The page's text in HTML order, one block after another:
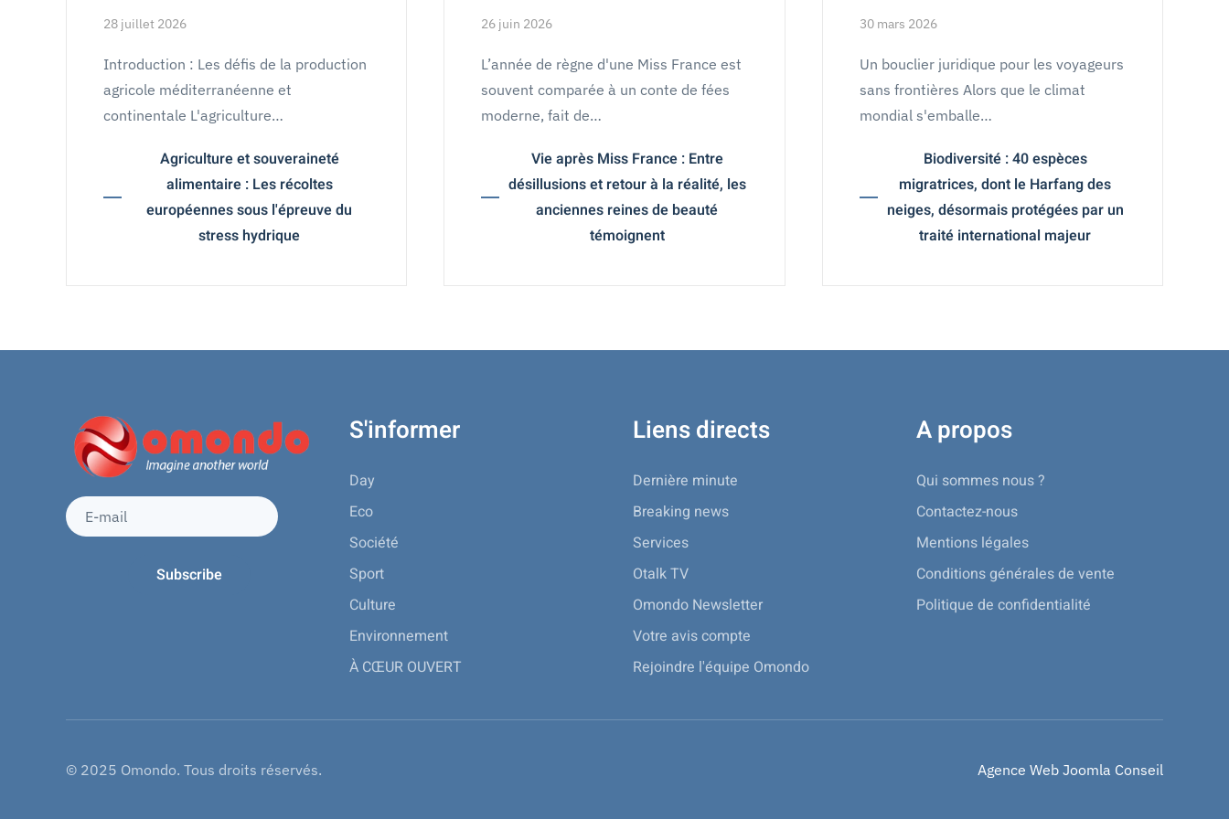
28 juillet 2026
Introduction : Les défis de la production
agricole méditerranéenne et
continentale L'agriculture…
Agriculture et souveraineté
alimentaire : Les récoltes
européennes sous l'épreuve du
stress hydrique
26 juin 2026
L’année de règne d'une Miss France est
souvent comparée à un conte de fées
moderne, fait de…
Vie après Miss France : Entre
désillusions et retour à la réalité, les
anciennes reines de beauté
témoignent
30 mars 2026
Un bouclier juridique pour les voyageurs
sans frontières Alors que le climat
mondial s'emballe…
Biodiversité : 40 espèces
migratrices, dont le Harfang des
neiges, désormais protégées par un
traité international majeur
S'informer
Day
Eco
Société
Sport
Culture
Environnement
À CŒUR OUVERT
Liens directs
Dernière minute
Breaking news
Services
Otalk TV
Omondo Newsletter
Votre avis compte
Rejoindre l'équipe Omondo
A propos
Qui sommes nous ?
Contactez-nous
Mentions légales
Conditions générales de vente
Politique de confidentialité
© 2025 Omondo. Tous droits réservés. Agence Web Joomla Conseil